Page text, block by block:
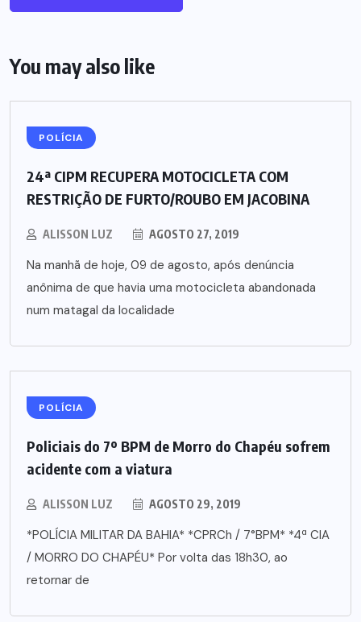
You may also like
POLÍCIA
24ª CIPM RECUPERA MOTOCICLETA COM
RESTRIÇÃO DE FURTO/ROUBO EM JACOBINA
ALISSON LUZ AGOSTO 27, 2019
Na manhã de hoje, 09 de agosto, após denúncia
anônima de que havia uma motocicleta abandonada
num matagal da localidade
POLÍCIA
Policiais do 7º BPM de Morro do Chapéu sofrem
acidente com a viatura
ALISSON LUZ AGOSTO 29, 2019
*POLÍCIA MILITAR DA BAHIA* *CPRCh / 7°BPM* *4ª CIA
/ MORRO DO CHAPÉU* Por volta das 18h30, ao
retornar de